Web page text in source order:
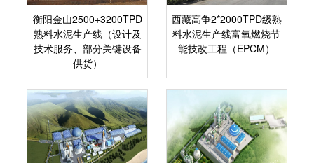
衡阳金山2500+3200TPD
熟料水泥生产线（设计及
技术服务、部分关键设备
供货）
西藏高争2*2000TPD级熟
料水泥生产线富氧燃烧节
能技改工程（EPCM）